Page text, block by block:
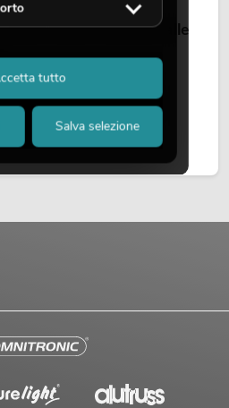
teste mobili resistenti alle
proiettori motorizzati per
impiegate in festival, feste
allestimenti architetturali e
Salva selezione
tutto